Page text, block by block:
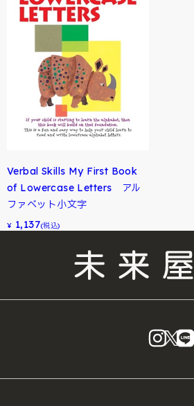
Verbal Skills My First Book
of Lowercase Letters アル
ファベット小文字
¥ 1,137(税込)
X